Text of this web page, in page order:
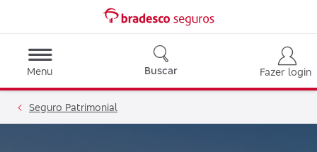
Menu Buscar Fazer login
Seguro Patrimonial